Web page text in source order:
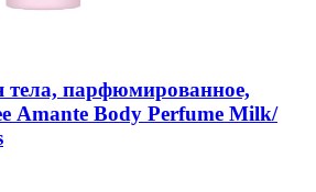
парфюмированное,
Amante Body Perfume Milk/